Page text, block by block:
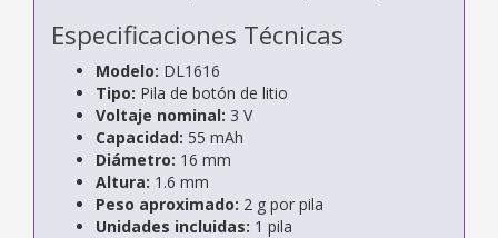
Especificaciones Técnicas
Modelo: DL1616
Tipo: Pila de botón de litio
Voltaje nominal: 3 V
Capacidad: 55 mAh
Diámetro: 16 mm
Altura: 1.6 mm
Peso aproximado: 2 g por pila
Unidades incluidas: 1 pila